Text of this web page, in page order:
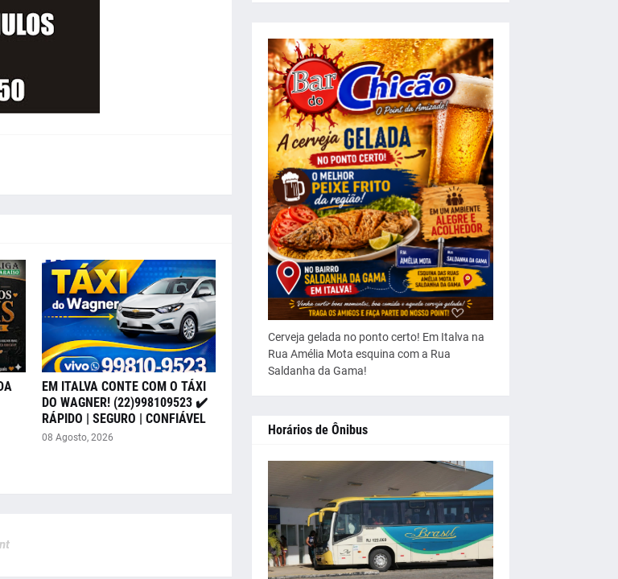
EM ITALVA CONTE COM O TÁXI
DO WAGNER! (22)998109523 ✔️
RÁPIDO | SEGURO | CONFIÁVEL
08 Agosto, 2026
Cerveja gelada no ponto certo! Em Italva na
Rua Amélia Mota esquina com a Rua
Saldanha da Gama!
Horários de Ônibus